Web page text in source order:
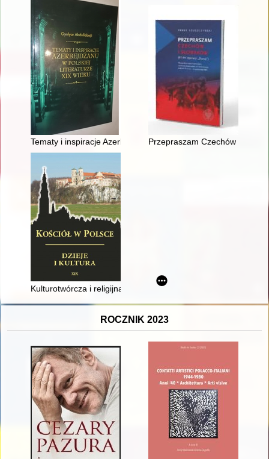
Tematy i inspiracje Azerbejdżanu w polskiej literaturze XIX
Przepraszam Czechów i
Kulturotwórcza i religijna obecność cystersów na ziemiach
ROCZNIK 2023